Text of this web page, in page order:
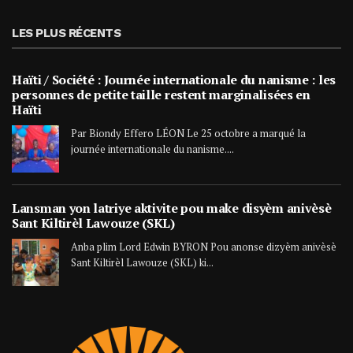
LES PLUS RÉCENTS
Haïti / Société : Journée internationale du nanisme : les
personnes de petite taille restent marginalisées en
Haïti
Par Biondy Effero LÉON Le 25 octobre a marqué la
journée internationale du nanisme....
Lansman yon latriye aktivite pou make disyèm anivèsè
Sant Kiltirèl Lawouze (SKL)
Anba plim Lord Edwin BYRON Pou anonse dizyèm anivèsè
Sant Kiltirèl Lawouze (SKL) ki...